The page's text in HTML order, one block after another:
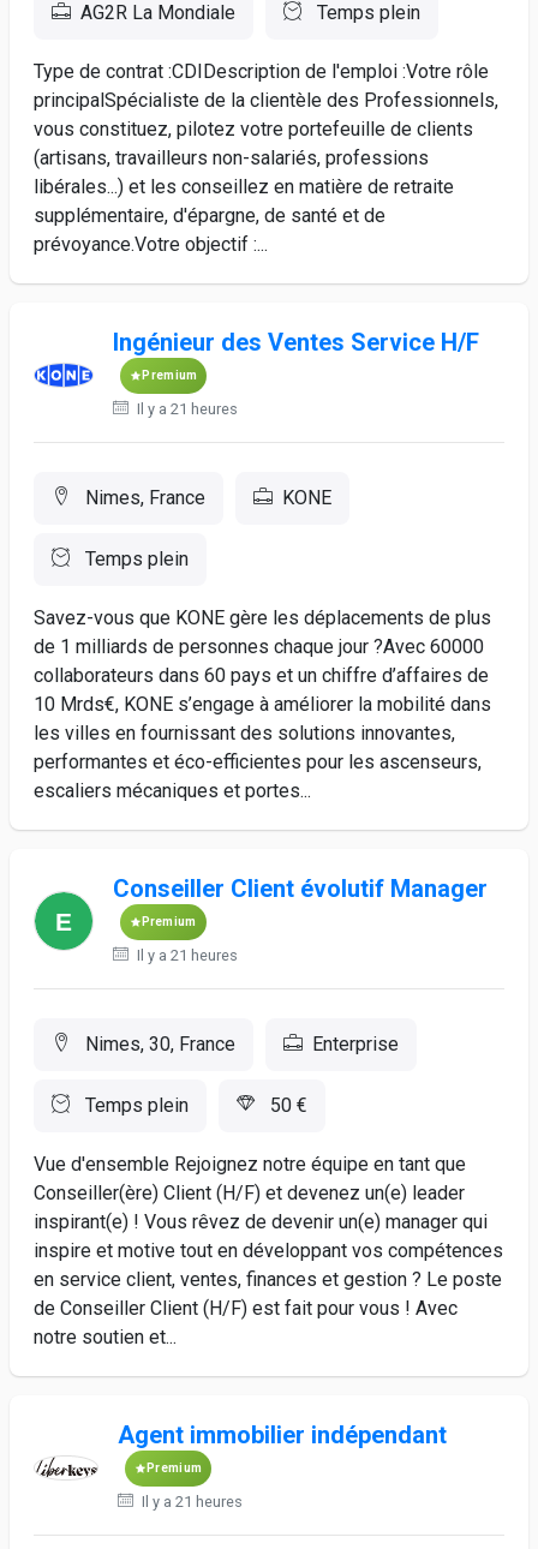
AG2R La Mondiale Temps plein
Type de contrat :CDIDescription de l'emploi :Votre rôle
principalSpécialiste de la clientèle des Professionnels,
vous constituez, pilotez votre portefeuille de clients
(artisans, travailleurs non-salariés, professions
libérales...) et les conseillez en matière de retraite
supplémentaire, d'épargne, de santé et de
prévoyance.Votre objectif :...
Ingénieur des Ventes Service H/F
Premium
Il y a 21 heures
Nimes, France KONE
Temps plein
Savez-vous que KONE gère les déplacements de plus
de 1 milliards de personnes chaque jour ?Avec 60000
collaborateurs dans 60 pays et un chiffre d’affaires de
10 Mrds€, KONE s’engage à améliorer la mobilité dans
les villes en fournissant des solutions innovantes,
performantes et éco-efficientes pour les ascenseurs,
escaliers mécaniques et portes...
Conseiller Client évolutif Manager
Premium
Il y a 21 heures
Nimes, 30, France Enterprise
Temps plein 50 €
Vue d'ensemble Rejoignez notre équipe en tant que
Conseiller(ère) Client (H/F) et devenez un(e) leader
inspirant(e) ! Vous rêvez de devenir un(e) manager qui
inspire et motive tout en développant vos compétences
en service client, ventes, finances et gestion ? Le poste
de Conseiller Client (H/F) est fait pour vous ! Avec
notre soutien et...
Agent immobilier indépendant
Premium
Il y a 21 heures